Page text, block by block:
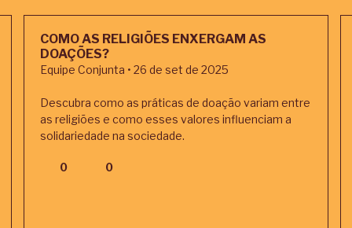
COMO AS RELIGIÕES ENXERGAM AS
DOAÇÕES?
Equipe Conjunta • 26 de set de 2025
Descubra como as práticas de doação variam entre
as religiões e como esses valores influenciam a
solidariedade na sociedade.
0 0